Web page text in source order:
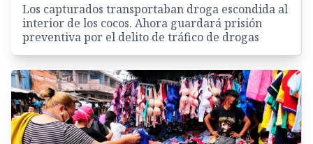
Los capturados transportaban droga escondida al
interior de los cocos. Ahora guardará prisión
preventiva por el delito de tráfico de drogas